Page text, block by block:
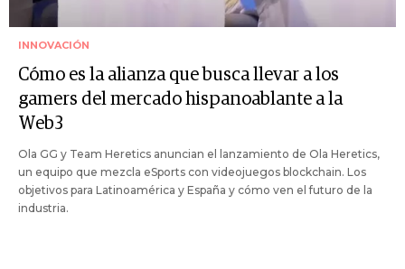
INNOVACIÓN
Cómo es la alianza que busca llevar a los
gamers del mercado hispanoablante a la
Web3
Ola GG y Team Heretics anuncian el lanzamiento de Ola Heretics,
un equipo que mezcla eSports con videojuegos blockchain. Los
objetivos para Latinoamérica y España y cómo ven el futuro de la
industria.